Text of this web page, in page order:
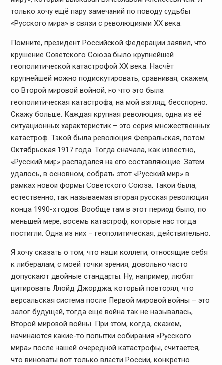
только хочу ещё пару замечаний по поводу судьбы
«Русского мира» в связи с революциями XX века.
Помните, президент Российской Федерации заявил, что
крушение Советского Союза было крупнейшей
геополитической катастрофой XX века. Насчёт
крупнейшей можно подискутировать, сравнивая, скажем,
со Второй мировой войной, но что это была
геополитическая катастрофа, на мой взгляд, бесспорно.
Скажу больше. Каждая крупная революция, одна из её
ситуационных характеристик – это серия множественных
катастроф. Такой была революция Февральская, потом
Октябрьская 1917 года. Тогда сначала, как известно,
«Русский мир» распадался на его составляющие. Затем
удалось, в основном, собрать этот «Русский мир» в
рамках новой формы Советского Союза. Такой была,
естественно, так называемая вторая русская революция
конца 1990-х годов. Вообще там в этот период было, по
меньшей мере, восемь катастроф, которые нас тогда
постигли. Одна из них – геополитическая, действительно.
Я хочу сказать о том, что наши коллеги, относящие себя
к либералам, с моей точки зрения, довольно часто
допускают двойные стандарты. Ну, например, любят
цитировать Ллойд Джорджа, который повторял, что
версальская система после Первой мировой войны – это
залог будущей, тогда ещё война так не называлась,
Второй мировой войны. При этом, когда, скажем,
начинаются какие-то попытки собирания «Русского
мира» после нашей очередной катастрофы, считается,
что виноваты вот только власти России, конкретно